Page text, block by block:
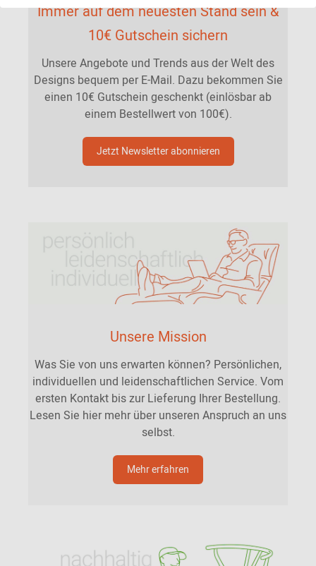
Immer auf dem neuesten Stand sein &
10€ Gutschein sichern
Unsere Angebote und Trends aus der Welt des
Designs bequem per E-Mail. Dazu bekommen Sie
einen 10€ Gutschein geschenkt (einlösbar ab
einem Bestellwert von 100€).
Jetzt Newsletter abonnieren
Unsere Mission
Was Sie von uns erwarten können? Persönlichen,
individuellen und leidenschaftlichen Service. Vom
ersten Kontakt bis zur Lieferung Ihrer Bestellung.
Lesen Sie hier mehr über unseren Anspruch an uns
selbst.
Mehr erfahren